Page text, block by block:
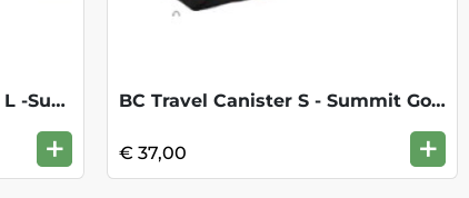
Base Camp Travel Canister L -Summit Gold
+
BC Travel Canister S - Summit Gold Black
€ 37,00 +